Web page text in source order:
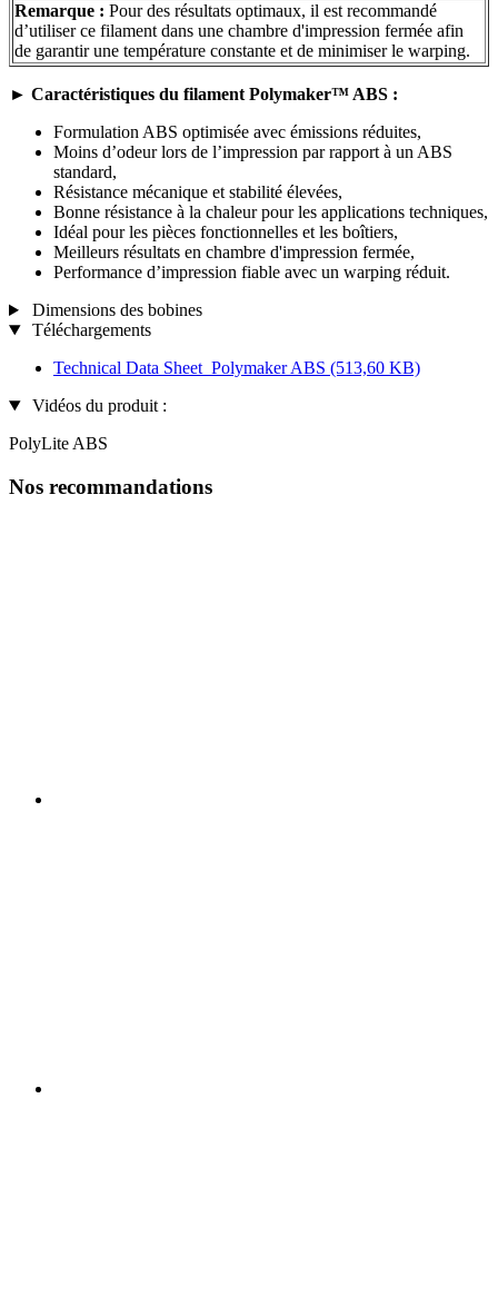
Remarque : Pour des résultats optimaux, il est recommandé
d’utiliser ce filament dans une chambre d'impression fermée afin
de garantir une température constante et de minimiser le warping.
► Caractéristiques du filament Polymaker™ ABS :
Formulation ABS optimisée avec émissions réduites,
Moins d’odeur lors de l’impression par rapport à un ABS
standard,
Résistance mécanique et stabilité élevées,
Bonne résistance à la chaleur pour les applications techniques,
Idéal pour les pièces fonctionnelles et les boîtiers,
Meilleurs résultats en chambre d'impression fermée,
Performance d’impression fiable avec un warping réduit.
Dimensions des bobines
Téléchargements
Technical Data Sheet_Polymaker ABS (513,60 KB)
Vidéos du produit :
PolyLite ABS
Nos recommandations